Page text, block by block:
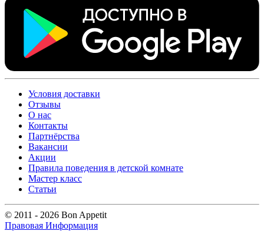
Условия доставки
Отзывы
О нас
Контакты
Партнёрства
Вакансии
Акции
Правила поведения в детской комнате
Мастер класс
Статьи
© 2011 - 2026 Bon Appetit
Правовая Информация